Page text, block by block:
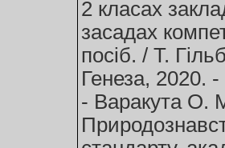
2 класах
засадах
посіб. / Т.
Генеза, 2020.
- Варакута О.